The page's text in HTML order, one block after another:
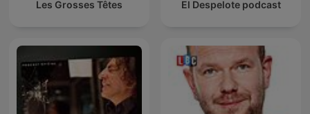
Les Grosses Têtes El Despelote podcast